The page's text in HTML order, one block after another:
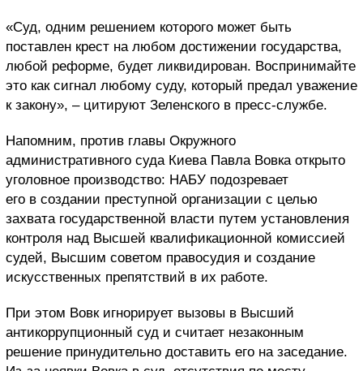
«Суд, одним решением которого может быть
поставлен крест на любом достижении государства,
любой реформе, будет ликвидирован. Воспринимайте
это как сигнал любому суду, который предал уважение
к закону», – цитируют Зеленского в пресс-службе.
Напомним, против главы Окружного
административного суда Киева Павла Вовка открыто
уголовное производство: НАБУ подозревает
его в создании преступной организации с целью
захвата государственной власти путем установления
контроля над Высшей квалификационной комиссией
судей, Высшим советом правосудия и создание
искусственных препятствий в их работе.
При этом Вовк игнорирует вызовы в Высший
антикоррупционный суд и считает незаконным
решение принудительно доставить его на заседание.